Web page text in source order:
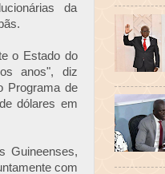
da
o Estado do
anos", diz
Programa de
dólares em
Guineenses,
com